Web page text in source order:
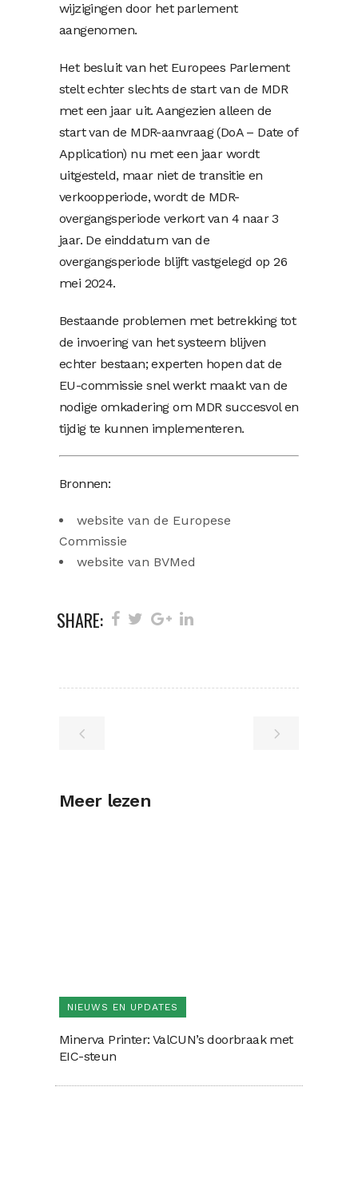
wijzigingen door het parlement
aangenomen.
Het besluit van het Europees Parlement
stelt echter slechts de start van de MDR
met een jaar uit. Aangezien alleen de
start van de MDR-aanvraag (DoA – Date of
Application) nu met een jaar wordt
uitgesteld, maar niet de transitie en
verkoopperiode, wordt de MDR-
overgangsperiode verkort van 4 naar 3
jaar. De einddatum van de
overgangsperiode blijft vastgelegd op 26
mei 2024.
Bestaande problemen met betrekking tot
de invoering van het systeem blijven
echter bestaan; experten hopen dat de
EU-commissie snel werkt maakt van de
nodige omkadering om MDR succesvol en
tijdig te kunnen implementeren.
Bronnen:
website van de Europese
Commissie
website van BVMed
SHARE:
Meer lezen
NIEUWS EN UPDATES
Minerva Printer: ValCUN’s doorbraak met
EIC-steun